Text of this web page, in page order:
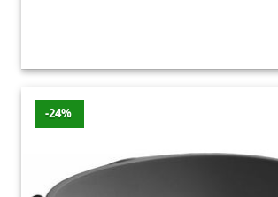
-24%